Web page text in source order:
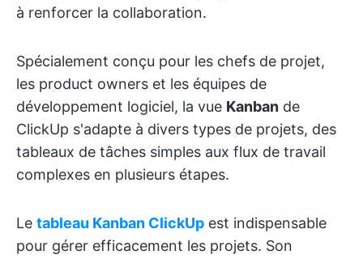
à renforcer la collaboration.
Spécialement conçu pour les chefs de projet,
les product owners et les équipes de
développement logiciel, la vue Kanban de
ClickUp s'adapte à divers types de projets, des
tableaux de tâches simples aux flux de travail
complexes en plusieurs étapes.
Le tableau Kanban ClickUp est indispensable
pour gérer efficacement les projets. Son